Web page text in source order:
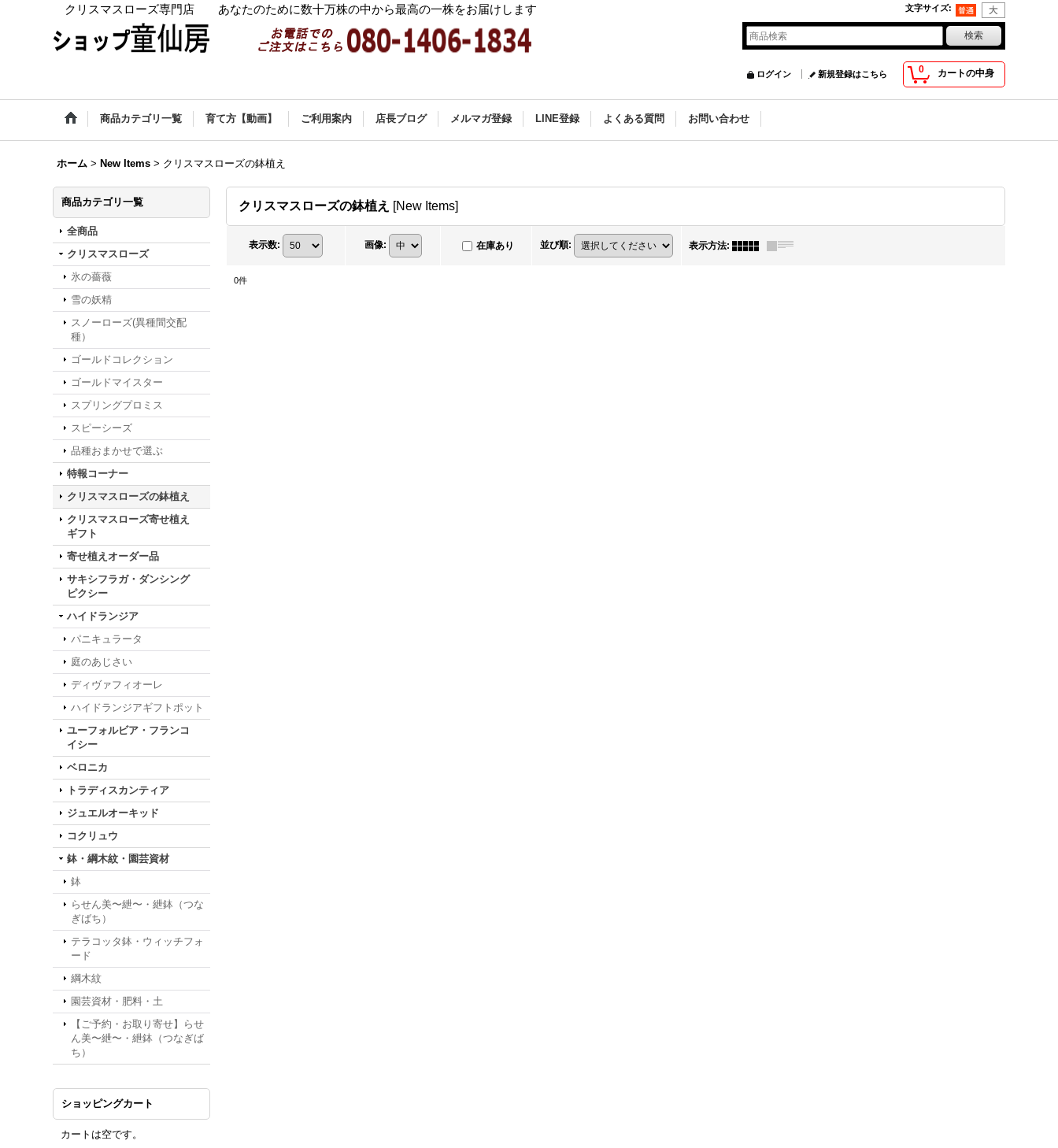
クリスマスローズ専門店 あなたのために数十万株の中から最高の一株をお届けします 文字サイズ:
0 カートの中身
ログイン 新規登録はこちら
商品カテゴリ一覧 育て方【動画】 ご利用案内 店長ブログ メルマガ登録 LINE登録 よくある質問 お問い合わせ
ホーム > New Items > クリスマスローズの鉢植え
商品カテゴリ一覧
全商品
クリスマスローズ
氷の薔薇
雪の妖精
スノーローズ(異種間交配
種）
ゴールドコレクション
ゴールドマイスター
スプリングプロミス
スピーシーズ
品種おまかせで選ぶ
特報コーナー
クリスマスローズの鉢植え
クリスマスローズ寄せ植え
ギフト
寄せ植えオーダー品
サキシフラガ・ダンシング
ピクシー
ハイドランジア
パニキュラータ
庭のあじさい
ディヴァフィオーレ
ハイドランジアギフトポット
ユーフォルビア・フランコ
イシー
ベロニカ
トラディスカンティア
ジュエルオーキッド
コクリュウ
鉢・綱木紋・園芸資材
鉢
らせん美〜紲〜・紲鉢（つな
ぎばち）
テラコッタ鉢・ウィッチフォ
ード
綱木紋
園芸資材・肥料・土
【ご予約・お取り寄せ】らせ
ん美〜紲〜・紲鉢（つなぎば
ち）
ショッピングカート
カートは空です。
クリスマスローズの鉢植え [New Items]
表示数: 画像: 在庫あり 並び順: 表示方法:
0件